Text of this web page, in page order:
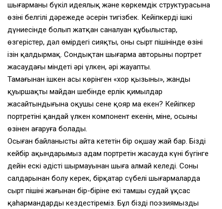
шығарманың бүкіл идеялық және көркемдік структурасына
өзінің белгілі дәрежеде әсерін тигізбек. Кейіпкердің ішкі
дүниесінде болып жатқан саналуан құбылыстар,
өзгерістер, дәл өмірдегі сияқты, оның сырт пішінінде өзінің
ізін қалдырмақ. Сондықтан шығарма авторының портрет
жасаудағы міндеті әрі үлкен, әрі жауапты.
Тамағынан ішкен асы көрінген «хор қызының», жанды
қуыршақтың майдан шебінде ерлік қимылдар
жасайтындығына оқушы сене қояр ма екен? Кейіпкер
портретінің қандай үлкен компонент екенін, міне, осының
өзінен аңғаруға болады.
Осыған байланысты айта кететін бір оқшау жай бар. Біздің
кейбір ақындарымыз адам портретін жасауда күні бүгінге
дейін ескі әдістің шырмауынан шыға алмай келеді. Соның
салдарынан болу керек, бірқатар сүбелі шығармаларда
сырт пішіні жағынан бір-біріне екі тамшы судай ұқсас
қаһармандарды кездестіреміз. Бұл біздің поэзиямыздың